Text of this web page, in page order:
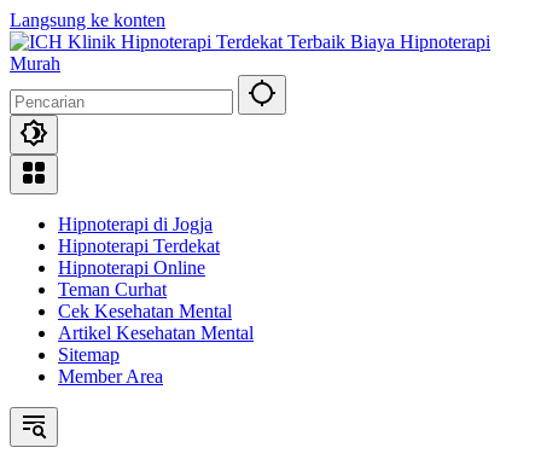
Langsung ke konten
Hipnoterapi di Jogja
Hipnoterapi Terdekat
Hipnoterapi Online
Teman Curhat
Cek Kesehatan Mental
Artikel Kesehatan Mental
Sitemap
Member Area